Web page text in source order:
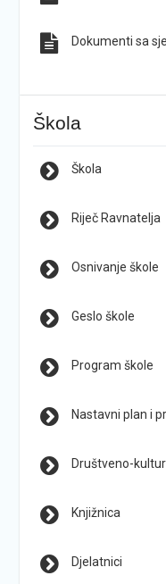
Dokumenti sa
Škola
Škola
Riječ Ravnatelja
Osnivanje škole
Geslo škole
Program škole
Nastavni plan i
Društveno-
Knjižnica
Djelatnici